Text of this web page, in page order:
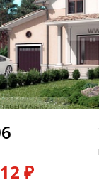
₽